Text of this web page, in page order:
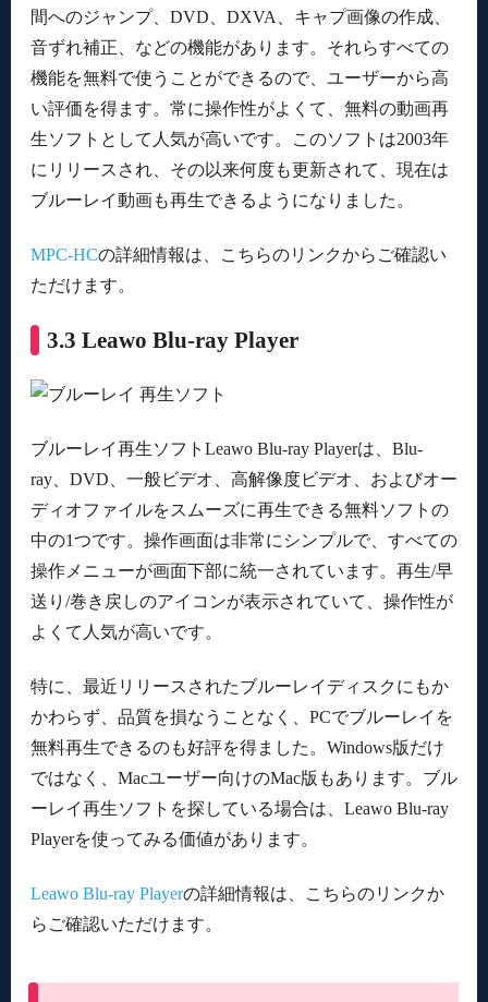
間へのジャンプ、DVD、DXVA、キャプ画像の作成、
音ずれ補正、などの機能があります。それらすべての
機能を無料で使うことができるので、ユーザーから高
い評価を得ます。常に操作性がよくて、無料の動画再
生ソフトとして人気が高いです。このソフトは2003年
にリリースされ、その以来何度も更新されて、現在は
ブルーレイ動画も再生できるようになりました。
MPC-HCの詳細情報は、こちらのリンクからご確認い
ただけます。
3.3 Leawo Blu-ray Player
ブルーレイ再生ソフトLeawo Blu-ray Playerは、Blu-
ray、DVD、一般ビデオ、高解像度ビデオ、およびオー
ディオファイルをスムーズに再生できる無料ソフトの
中の1つです。操作画面は非常にシンプルで、すべての
操作メニューが画面下部に統一されています。再生/早
送り/巻き戻しのアイコンが表示されていて、操作性が
よくて人気が高いです。
特に、最近リリースされたブルーレイディスクにもか
かわらず、品質を損なうことなく、PCでブルーレイを
無料再生できるのも好評を得ました。Windows版だけ
ではなく、Macユーザー向けのMac版もあります。ブル
ーレイ再生ソフトを探している場合は、Leawo Blu-ray
Playerを使ってみる価値があります。
Leawo Blu-ray Playerの詳細情報は、こちらのリンクか
らご確認いただけます。